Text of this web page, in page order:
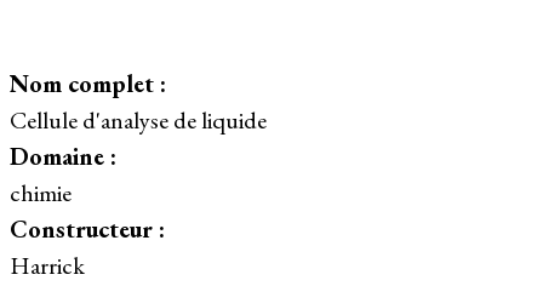
Nom complet :
Cellule d'analyse de liquide
Domaine :
chimie
Constructeur :
Harrick